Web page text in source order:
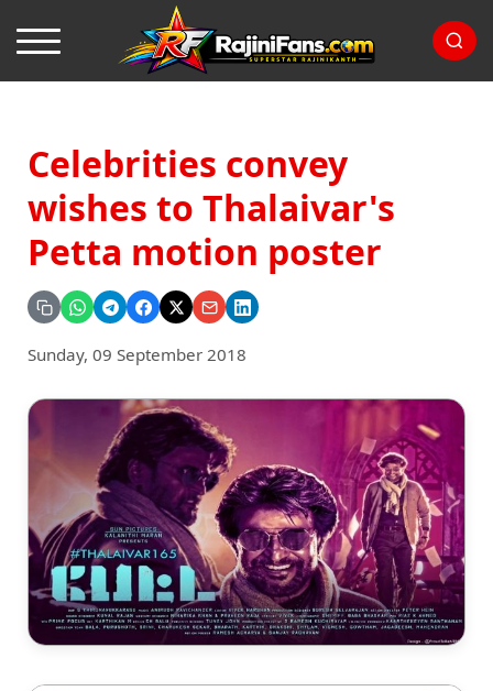
Celebrities convey
wishes to Thalaivar's
Petta motion poster
Sunday, 09 September 2018